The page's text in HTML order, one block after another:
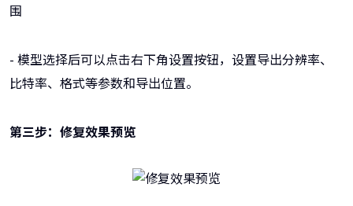
围
- 模型选择后可以点击右下角设置按钮，设置导出分辨率、
比特率、格式等参数和导出位置。
第三步：修复效果预览